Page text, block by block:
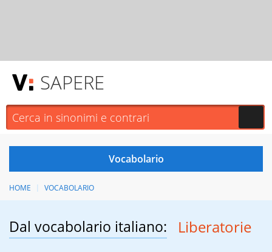
SAPERE
HOME VOCABOLARIO
Dal vocabolario italiano: Liberatorie